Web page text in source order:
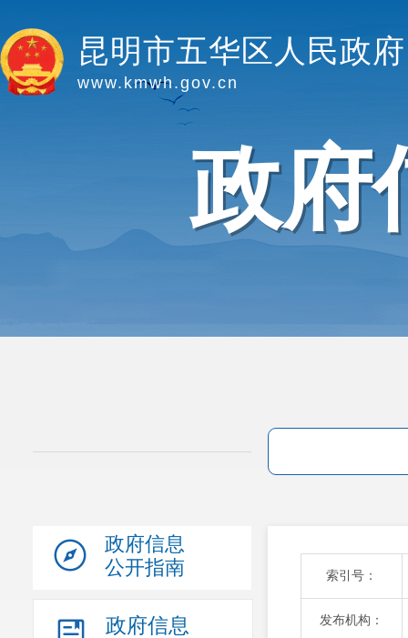
昆明市五华区人民政府
www.kmwh.gov.cn
政府
政府信息
公开指南
政府信息
索引号：
发布机构：